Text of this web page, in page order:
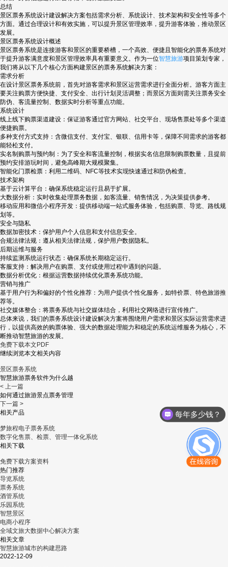
总结
景区票务系统设计建设解决方案包括需求分析、系统设计、技术架构和安全性等多个
方面。通过合理设计和有效实施，可以提升景区管理效率，提升游客体验，推动景区
发展。
景区票务系统设计概述
景区票务系统是连接游客和景区的重要桥槽，一个高效、便捷且智能化的票务系统对
于提升游客满意度和景区管理效率具有重要意义。作为一位智慧旅游项目策划专家，
我们将从以下几个核心方面构建景区的票务系统解决方案：
需求分析
在设计景区票务系统前，首先对游客需求和景区运营需求进行全面分析。游客方面主
要关注购票方便快捷、支付安全、出行计划灵活调整；而景区方面则需关注票务安全
防伪、客流量控制、数据实时分析等重点功能。
系统设计
线上线下购票渠道建设：保证游客通过官方网站、社交平台、现场售票处等多个渠道
便捷购票。
多种支付方式支持：含微信支付、支付宝、银联、信用卡等，保障不同需求的游客都
能轻松支付。
实名制购票与预约制：为了安全和客流量控制，根据实名信息限制购票数量，且提前
预约安排游玩时间，避免高峰期大规模聚集。
智能化门票检票：利用二维码、NFC等技术实现快速通过和防伪检查。
技术架构
基于云计算平台：确保系统稳定运行且易于扩展。
大数据分析：实时收集处理票务数据，如客流量、销售情况，为决策提供参考。
移动应用和微信小程序开发：提供移动端一站式服务体验，包括购票、导览、路线规
划等。
安全与隐私
数据加密技术：保护用户个人信息和支付信息安全。
合规法律法规：遵从相关法律法规，保护用户数据隐私。
后期运维与服务
持续监测系统运行状态：确保系统长期稳定运行。
客服支持：解决用户在购票、支付或使用过程中遇到的问题。
数据分析优化：根据运营数据持续优化票务系统功能。
营销与推广
基于用户行为和偏好的个性化推荐：为用户提供个性化服务，如特价票、特色旅游推
荐等。
社交媒体整合：将票务系统与社交媒体结合，利用社交网络进行宣传推广。
总体来说，我们的票务系统设计建设解决方案将围绕用户需求和景区实际运营需求进
行，以提供高效的购票体验、强大的数据处理能力和稳定的系统运维服务为核心，不
断推动智慧旅游的发展。
免费下载本文PDF
继续浏览本文相关内容
景区票务系统
智慧旅游票务软件为什么越
< 上一篇
如何通过旅游景点票务管理
下一篇 >
相关产品
梦旅程电子票务系统
数字化售票、检票、管理一体化系统
相关下载
免费下载方案资料
热门推荐
导览系统
票务系统
酒管系统
乐园系统
智慧景区
电商小程序
全域文旅大数据中心解决方案
相关文章
智慧旅游城市的构建思路
2022-12-09
每年多少钱？